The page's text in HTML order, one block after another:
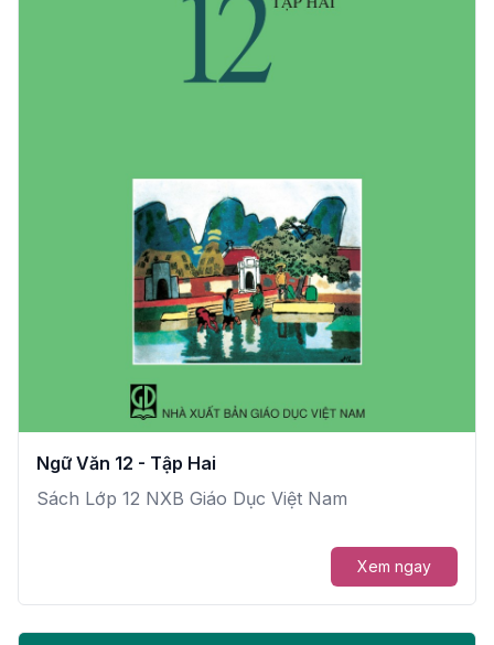
Ngữ Văn 12 - Tập Hai
Sách Lớp 12 NXB Giáo Dục Việt Nam
Xem ngay